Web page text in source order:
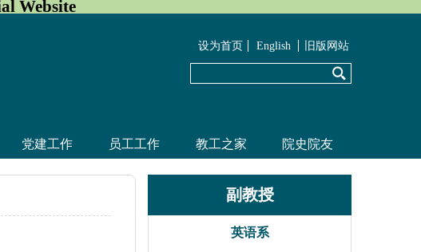
Website
设为首页 English 旧版网站
党建工作 员工工作 教工之家 院史院友
副教授
英语系